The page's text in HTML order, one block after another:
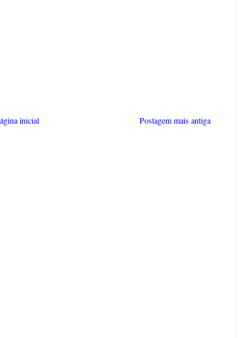
Postagem mais antiga
inicial